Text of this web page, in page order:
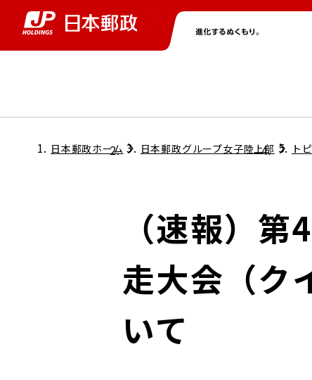
グループ情報トップ
コンダクト向上の取組み
株主・投資家情報トップ
ニューストップ
サステナビリティトップ
サステナビリティマネジメント
持続可能な金融のフレームワーク
採用情報トップ
日本郵政ホーム 日本郵政グループ女子陸上部 ト
（速報）
走大会（ク
いて